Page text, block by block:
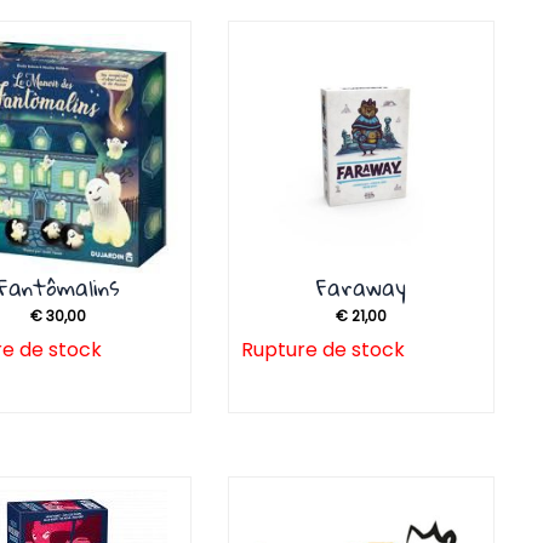
€30,00
de stock
Faraway
€21,00
Rupture de stock
Page
Page